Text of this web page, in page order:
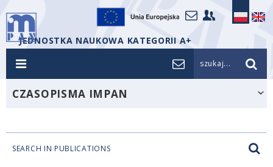
JEDNOSTKA NAUKOWA KATEGORII A+
szukaj...
CZASOPISMA IMPAN
SEARCH IN PUBLICATIONS